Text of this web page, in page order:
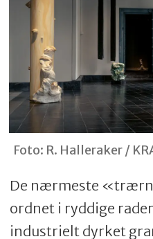
Foto: R. Halleraker /
De nærmeste
ordnet i ryddige
industrielt dyrket